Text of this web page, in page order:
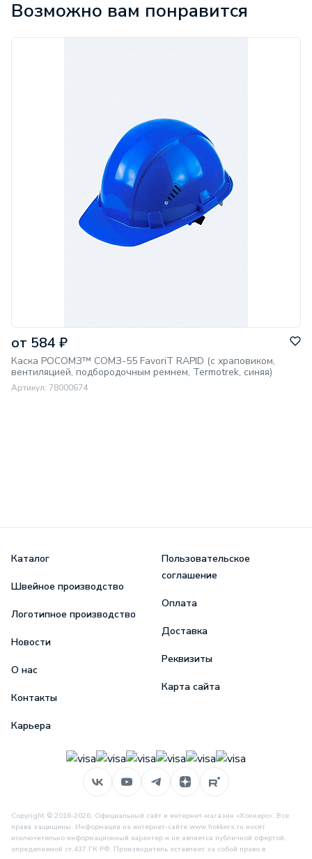
Амортизатор:
тканевый
отверстия:
-50°C +50°C
храповик
Возможно вам понравится
от 584 ₽
Каска РОСОМЗ™ СОМЗ-55 FavoriT RAPID (с храповиком,
вентиляцией, подбородочным ремнем, Termotrek, синяя)
Артикул: 78000674
Каталог
Швейное производство
Логотипное производство
Новости
О нас
Контакты
Карьера
Пользовательское
соглашение
Оплата
Доставка
Реквизиты
Карта сайта
Copyright © 2016-2026, Официальный сайт и интернет-магазин «Хоккерс». Все
права защищены. Информация на интернет-сайте www.hokkers.ru носит
исключительно информационный характер и не является публичной офертой,
определяемой ст.437 ГК РФ. Производитель оставляет за собой право в